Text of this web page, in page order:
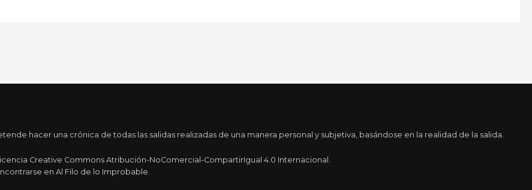
hacer una crónica de todas las salidas realizadas de una manera personal y subjetiva, basándose en la realidad de la salida.
Creative Commons Atribución-NoComercial-CompartirIgual 4.0 Internacional.
en Al Filo de lo Improbable.